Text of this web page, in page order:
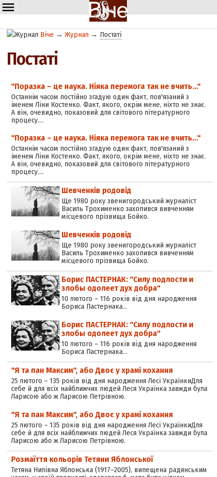
Віче →Журнал → Постаті
Постаті
"Поразка – це наука. Ніяка перемога так не вчить…"
Останнім часом постійно згадую один факт, пов'язаний з
іменем Ліни Костенко. Факт, якого, окрім мене, ніхто не знає.
А він, очевидно, показовий для світового літературного
процесу.…
"Поразка – це наука. Ніяка перемога так не вчить…"
Останнім часом постійно згадую один факт, пов'язаний з
іменем Ліни Костенко. Факт, якого, окрім мене, ніхто не знає.
А він, очевидно, показовий для світового літературного
процесу.…
Шевченків родовід
Ще 1980 року звенигородський журналіст
Василь Трохименко захопився вивченням
місцевого прізвища Бойко.
Шевченків родовід
Ще 1980 року звенигородський журналіст
Василь Трохименко захопився вивченням
місцевого прізвища Бойко.
Борис ПАСТЕРНАК: "Силу подлости и
злобы одолеет дух добра"
10 лютого – 116 років від дня народження
Бориса Пастернака…
Борис ПАСТЕРНАК: "Силу подлости и
злобы одолеет дух добра"
10 лютого – 116 років від дня народження
Бориса Пастернака…
"Я та пан Максим", або Двоє у храмі кохання
25 лютого – 135 років від дня народження Лесі УкраїнкиДля
себе й для всіх найближчих людей Леся Українка завжди була
Ларисою або ж Ларисою Петрівною.
"Я та пан Максим", або Двоє у храмі кохання
25 лютого – 135 років від дня народження Лесі УкраїнкиДля
себе й для всіх найближчих людей Леся Українка завжди була
Ларисою або ж Ларисою Петрівною.
Розмаїття кольорів Тетяни Яблонської
Тетяна Нилівна Яблонська (1917–2005), випещена радянським